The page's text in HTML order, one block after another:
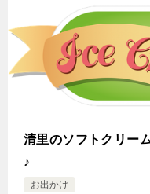
清里のソフトクリー
♪
お出かけ